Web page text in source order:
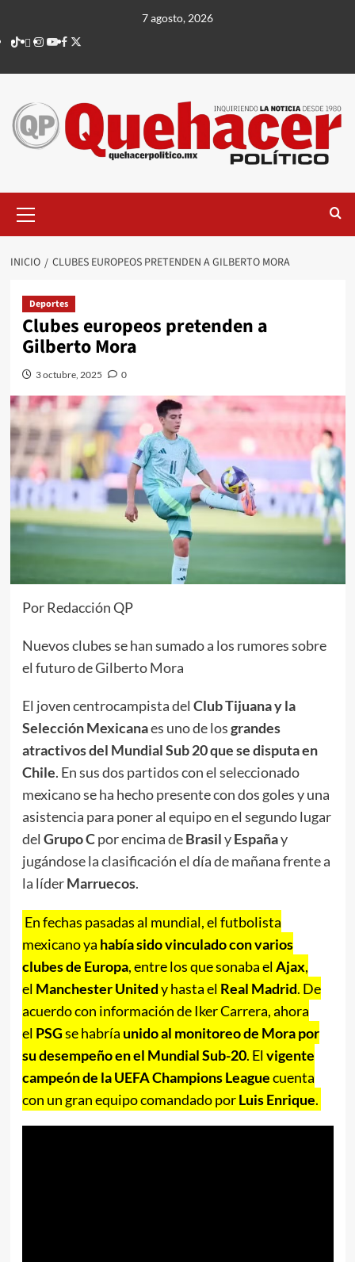
contenido
7 agosto, 2026
TikTok
threads
Instagram
Youtube
Facebook
X
principal
INICIO CLUBES EUROPEOS PRETENDEN A GILBERTO MORA
Deportes
Clubes europeos pretenden a
Gilberto Mora
3 octubre, 2025 0
Por Redacción QP
Nuevos clubes se han sumado a los rumores sobre
el futuro de Gilberto Mora
El joven centrocampista del Club Tijuana y la
Selección Mexicanaes uno de losgrandes
atractivos del Mundial Sub 20 que se disputa en
Chile. En sus dos partidos con el seleccionado
mexicano se ha hecho presente con dos goles y una
asistencia para poner al equipo en el segundo lugar
del Grupo Cpor encima deBrasilyEspañay
jugándose la clasificación el día de mañana frente a
la líderMarruecos.
En fechas pasadas al mundial, el futbolista
mexicano ya había sido vinculado con varios
clubes de Europa, entre los que sonaba el Ajax,
el Manchester Unitedy hasta el Real Madrid . De
acuerdo con información de Iker Carrera, ahora
el PSGse habría unido al monitoreo de Mora por
su desempeño en el Mundial Sub-20. Elvigente
campeón de la UEFA Champions Leaguecuenta
con un gran equipo comandado porLuis Enrique